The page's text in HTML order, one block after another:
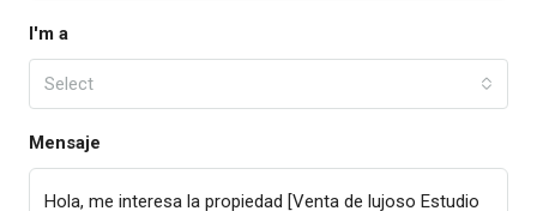
I'm a
Select
Mensaje